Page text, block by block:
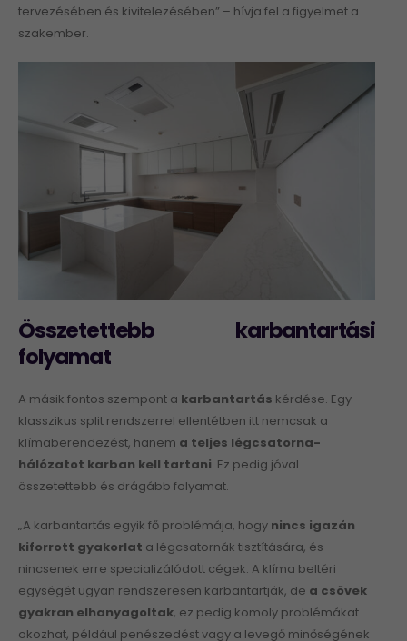
tervezésében és kivitelezésében” – hívja fel a figyelmet a
szakember.
Összetettebb karbantartási
folyamat
A másik fontos szempont a karbantartás kérdése. Egy
klasszikus split rendszerrel ellentétben itt nemcsak a
klímaberendezést, hanem a teljes légcsatorna-
hálózatot karban kell tartani. Ez pedig jóval
összetettebb és drágább folyamat.
„A karbantartás egyik fő problémája, hogy nincs igazán
kiforrott gyakorlat a légcsatornák tisztítására, és
nincsenek erre specializálódott cégek. A klíma beltéri
egységét ugyan rendszeresen karbantartják, de a csövek
gyakran elhanyagoltak, ez pedig komoly problémákat
okozhat, például penészedést vagy a levegő minőségének